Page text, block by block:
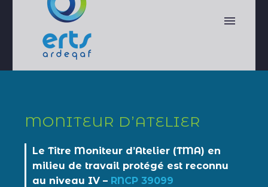
MONITEUR D’ATELIER
Le Titre Moniteur d’Atelier (TMA) en
milieu de travail protégé est reconnu
au niveau IV – RNCP 39099